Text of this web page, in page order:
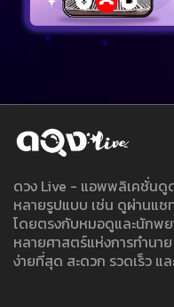
ดวง Live - แอพพลิเคชั่นดู
หลายรูปแบบ เช่น ดูผ่านแ
โดยตรงกับหมอดูและนักพ
หลายศาสตร์แห่งการทำนา
ง่ายที่สุด สะดวก รวดเร็ว แ